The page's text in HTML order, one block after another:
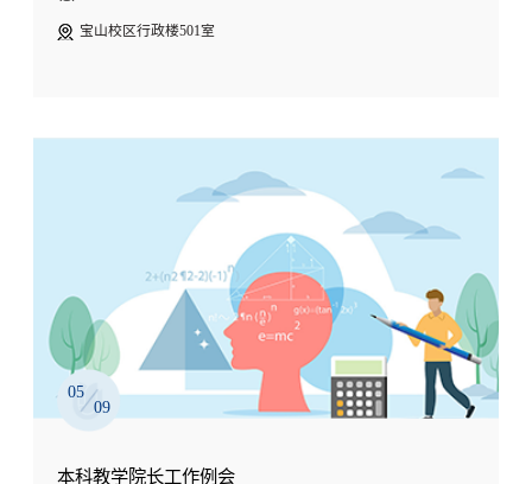
宝山校区行政楼501室
05
09
本科教学院长工作例会